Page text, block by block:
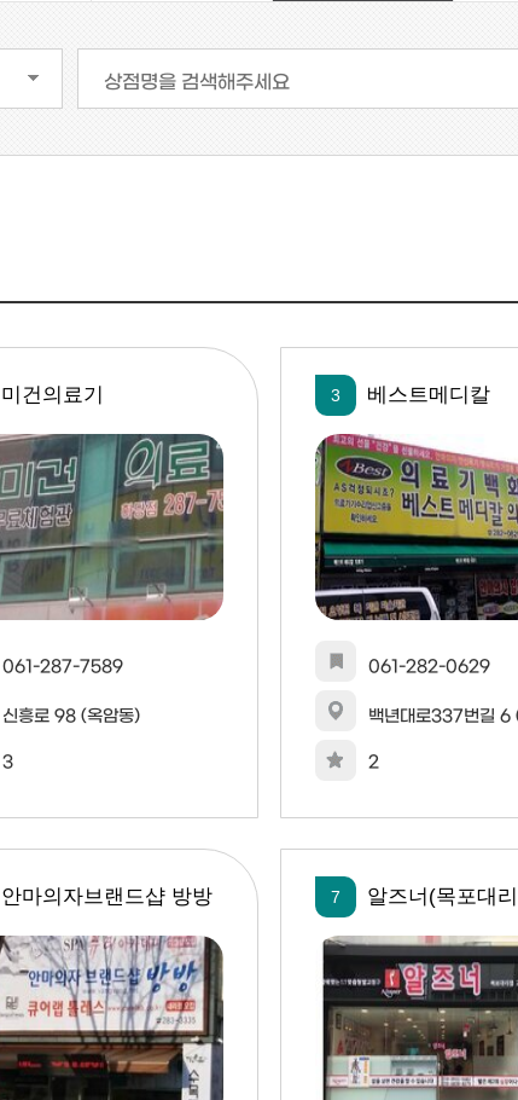
상점명을 검색해주세요
미건의료기
061-287-7589
신흥로 98 (옥암동)
3
3 베스트메디칼
061-282-0629
백년대로337번길 6
2
안마의자브랜드샵 방방 7 알즈너(목포대